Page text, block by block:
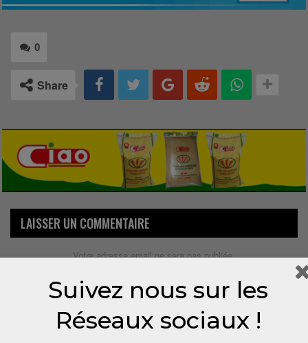
0
Share
LAISSER UN COMMENTAIRE
Votre adresse email ne sera pas publiée.
Suivez nous sur les
Réseaux sociaux !